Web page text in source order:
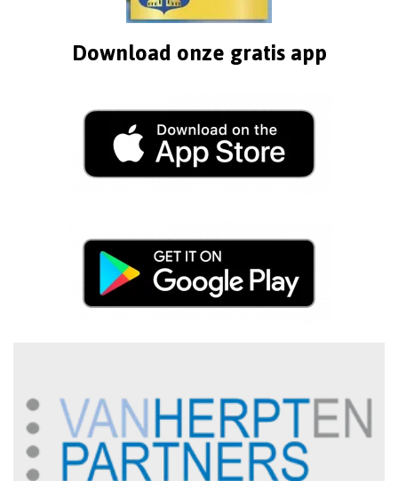
Download onze gratis app